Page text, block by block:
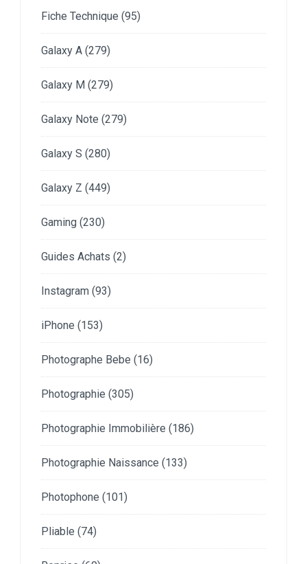
Fiche Technique (95)
Galaxy A (279)
Galaxy M (279)
Galaxy Note (279)
Galaxy S (280)
Galaxy Z (449)
Gaming (230)
Guides Achats (2)
Instagram (93)
iPhone (153)
Photographe Bebe (16)
Photographie (305)
Photographie Immobilière (186)
Photographie Naissance (133)
Photophone (101)
Pliable (74)